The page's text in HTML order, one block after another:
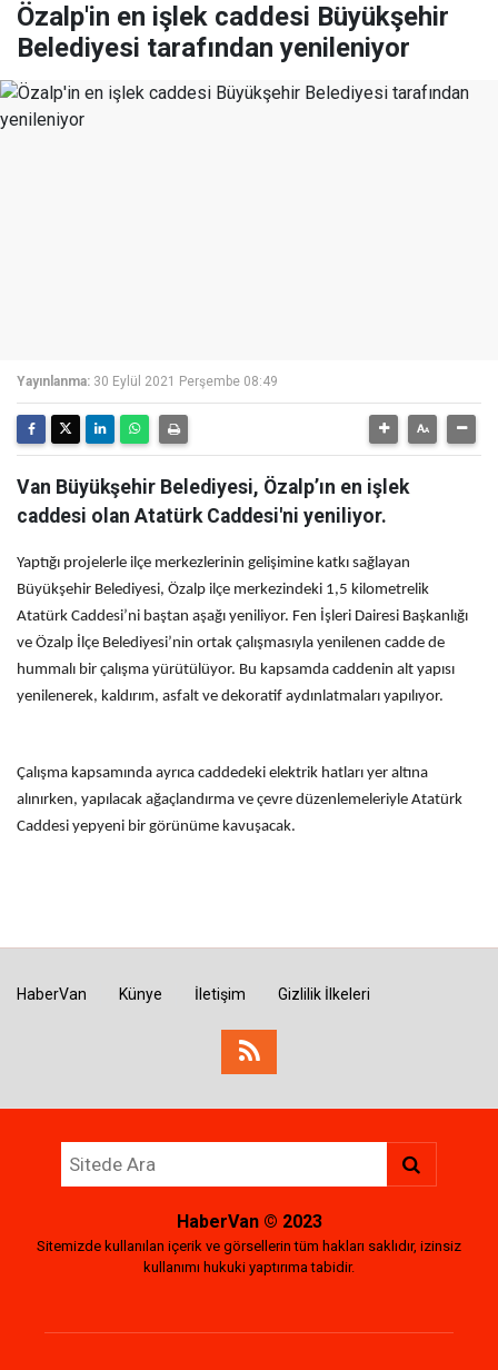
Özalp'in en işlek caddesi Büyükşehir
Belediyesi tarafından yenileniyor
Yayınlanma: 30 Eylül 2021 Perşembe 08:49
Van Büyükşehir Belediyesi, Özalp’ın en işlek
caddesi olan Atatürk Caddesi'ni yeniliyor.
Yaptığı projelerle ilçe merkezlerinin gelişimine katkı sağlayan
Büyükşehir Belediyesi, Özalp ilçe merkezindeki 1,5 kilometrelik
Atatürk Caddesi’ni baştan aşağı yeniliyor. Fen İşleri Dairesi Başkanlığı
ve Özalp İlçe Belediyesi’nin ortak çalışmasıyla yenilenen cadde de
hummalı bir çalışma yürütülüyor. Bu kapsamda caddenin alt yapısı
yenilenerek, kaldırım, asfalt ve dekoratif aydınlatmaları yapılıyor.
Çalışma kapsamında ayrıca caddedeki elektrik hatları yer altına
alınırken, yapılacak ağaçlandırma ve çevre düzenlemeleriyle Atatürk
Caddesi yepyeni bir görünüme kavuşacak.
HaberVan Künye İletişim Gizlilik İlkeleri
HaberVan© 2023
Sitemizde kullanılan içerik ve görsellerin tüm hakları saklıdır, izinsiz
kullanımı hukuki yaptırıma tabidir.